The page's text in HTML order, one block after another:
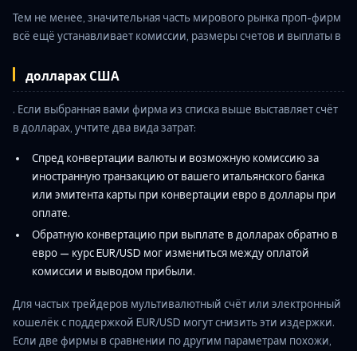
Тем не менее, значительная часть мирового рынка проп-фирм
всё ещё устанавливает комиссии, размеры счетов и выплаты в
долларах США
. Если выбранная вами фирма из списка выше выставляет счёт
в долларах, учтите два вида затрат:
Спред конвертации валюты и возможную комиссию за
иностранную транзакцию от вашего итальянского банка
или эмитента карты при конвертации евро в доллары при
оплате.
Обратную конвертацию при выплате в долларах обратно в
евро — курс EUR/USD мог измениться между оплатой
комиссии и выводом прибыли.
Для частых трейдеров мультивалютный счёт или электронный
кошелёк с поддержкой EUR/USD могут снизить эти издержки.
Если две фирмы в сравнении по другим параметрам похожи,